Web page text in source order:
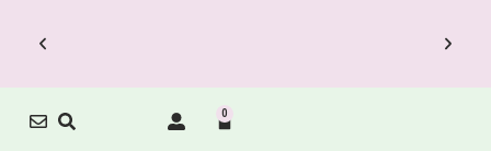
0